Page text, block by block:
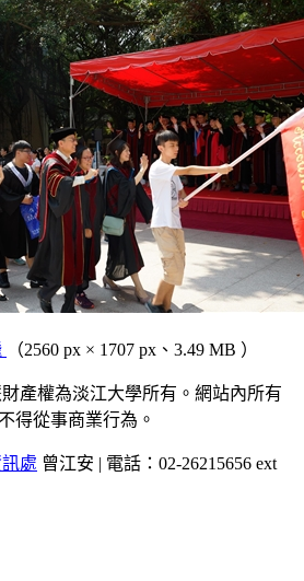
（2560 px × 1707 px、3.49 MB ）
產權為淡江大學所有。網站內所有
得從事商業行為。
處 曾江安 | 電話：02-26215656 ext